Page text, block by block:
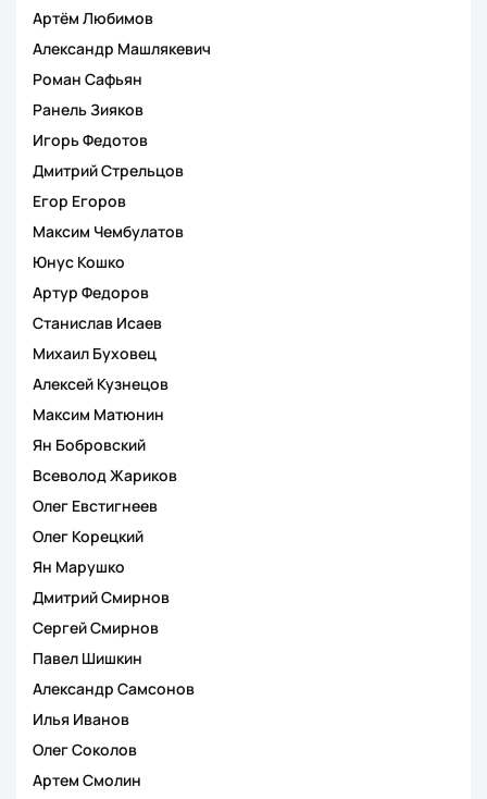
Артём Любимов
Александр Машлякевич
Роман Сафьян
Ранель Зияков
Игорь Федотов
Дмитрий Стрельцов
Егор Егоров
Максим Чембулатов
Юнус Кошко
Артур Федоров
Станислав Исаев
Михаил Буховец
Алексей Кузнецов
Максим Матюнин
Ян Бобровский
Всеволод Жариков
Олег Евстигнеев
Олег Корецкий
Ян Марушко
Дмитрий Смирнов
Сергей Смирнов
Павел Шишкин
Александр Самсонов
Илья Иванов
Олег Соколов
Артем Смолин